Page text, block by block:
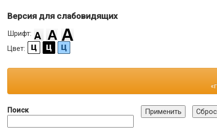
Версия для слабовидящих
Шрифт:
Цвет:
Поиск